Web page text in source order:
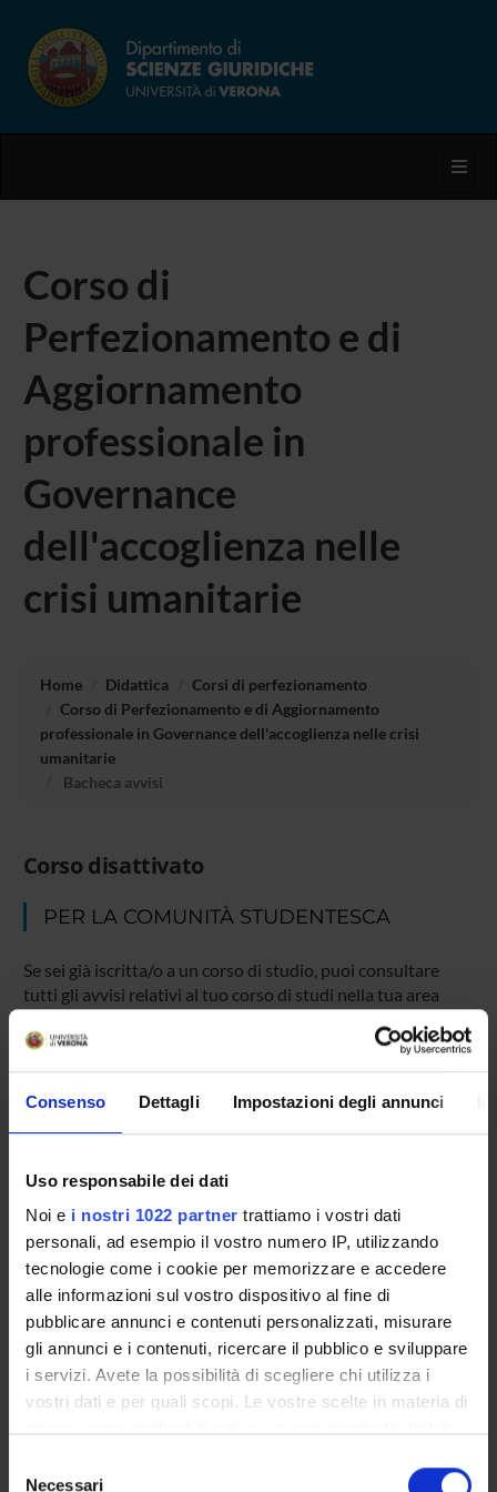
Consenso Dettagli Impostazioni degli annunci
Uso responsabile dei dati
Noi e i nostri 1022 partner trattiamo i vostri dati
personali, ad esempio il vostro numero IP, utilizzando
tecnologie come i cookie per memorizzare e accedere
alle informazioni sul vostro dispositivo al fine di
pubblicare annunci e contenuti personalizzati, misurare
gli annunci e i contenuti, ricercare il pubblico e sviluppare
i servizi. Avete la possibilità di scegliere chi utilizza i
vostri dati e per quali scopi. Le vostre scelte in materia di
modificare o revocare il proprio consenso in qualsiasi
Necessari
Corso di
Perfezionamento e di
Aggiornamento
professionale in
Governance
dell'accoglienza nelle
crisi umanitarie
Home Didattica
Corsi di perfezionamento
Corso di Perfezionamento e di Aggiornamento
professionale in Governance dell'accoglienza nelle crisi
umanitarie
Bacheca avvisi
Corso disattivato
PER LA COMUNITÀ STUDENTESCA
Se sei già iscritta/o a un corso di studio, puoi consultare
tutti gli avvisi relativi al tuo corso di studi nella tua area
In questo portale potrai visualizzare informazioni, risorse e
servizi utili che riguardano la tua carriera universitaria
(libretto online, gestione della carriera Esse3, corsi e-
learning, email istituzionale, modulistica di segreteria,
procedure amministrative, ecc.).
potrai ricevere notifica di tutti gli avvisi dei tuoi docenti e
della tua segreteria via mail e anche tramite l'app Univr.
MYUNIVR
Presentazione
Come iscriversi
Piani didattici